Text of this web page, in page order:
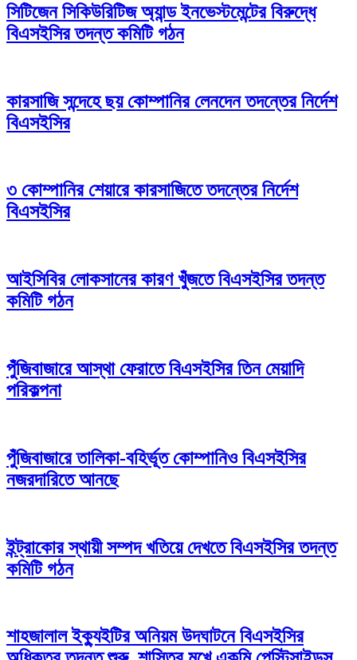
সিটিজেন সিকিউরিটিজ অ্যান্ড ইনভেস্টমেন্টের বিরুদ্ধে
বিএসইসির তদন্ত কমিটি গঠন
কারসাজি সন্দেহে ছয় কোম্পানির লেনদেন তদন্তের নির্দেশ
বিএসইসির
৩ কোম্পানির শেয়ারে কারসাজিতে তদন্তের নির্দেশ
বিএসইসির
আইসিবির লোকসানের কারণ খুঁজতে বিএসইসির তদন্ত
কমিটি গঠন
পুঁজিবাজারে আস্থা ফেরাতে বিএসইসির তিন মেয়াদি
পরিকল্পনা
পুঁজিবাজারে তালিকা-বহির্ভূত কোম্পানিও বিএসইসির
নজরদারিতে আনছে
ইন্ট্রাকোর স্থায়ী সম্পদ খতিয়ে দেখতে বিএসইসির তদন্ত
কমিটি গঠন
শাহজালাল ইক্যুইটির অনিয়ম উদঘাটনে বিএসইসির